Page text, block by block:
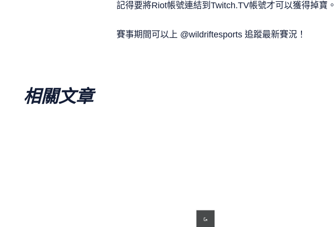
記得要將Riot帳號連結到Twitch.TV帳號才可以獲得掉寶。
賽事期間可以上 @wildriftesports 追蹤最新賽況！
相關文章